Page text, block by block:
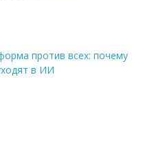
против всех: почему
в ИИ